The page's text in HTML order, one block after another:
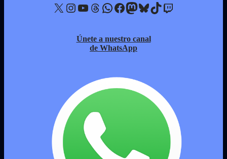
X Instagram YouTube Threads WhatsApp Facebook Mastodon Bluesky TikTok Twitch
Únete a nuestro canal
de WhatsApp